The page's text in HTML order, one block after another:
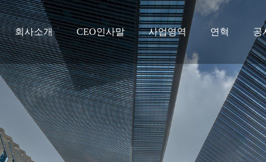
회사소개 CEO인사말 사업영역 연혁 공